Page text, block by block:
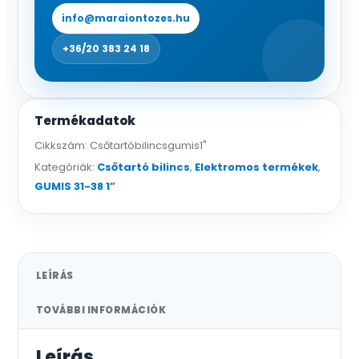
info@maraiontozes.hu
+36/20 383 24 18
Termékadatok
Cikkszám: Csőtartóbilincsgumis1"
Kategóriák: Csőtartó bilincs, Elektromos termékek,
GUMIS 31-38 1”
LEÍRÁS
TOVÁBBI INFORMÁCIÓK